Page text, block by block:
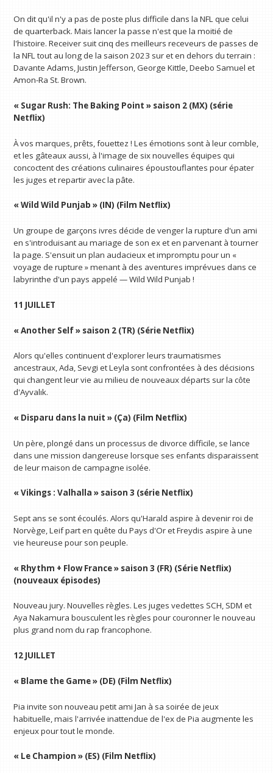
On dit qu'il n'y a pas de poste plus difficile dans la NFL que celui
de quarterback. Mais lancer la passe n'est que la moitié de
l'histoire. Receiver suit cinq des meilleurs receveurs de passes de
la NFL tout au long de la saison 2023 sur et en dehors du terrain :
Davante Adams, Justin Jefferson, George Kittle, Deebo Samuel et
Amon-Ra St. Brown.
« Sugar Rush: The Baking Point » saison 2 (MX) (série
Netflix)
À vos marques, prêts, fouettez ! Les émotions sont à leur comble,
et les gâteaux aussi, à l'image de six nouvelles équipes qui
concoctent des créations culinaires époustouflantes pour épater
les juges et repartir avec la pâte.
« Wild Wild Punjab » (IN) (Film Netflix)
Un groupe de garçons ivres décide de venger la rupture d'un ami
en s'introduisant au mariage de son ex et en parvenant à tourner
la page. S'ensuit un plan audacieux et impromptu pour un «
voyage de rupture » menant à des aventures imprévues dans ce
labyrinthe d'un pays appelé — Wild Wild Punjab !
11 JUILLET
« Another Self » saison 2 (TR) (Série Netflix)
Alors qu'elles continuent d'explorer leurs traumatismes
ancestraux, Ada, Sevgi et Leyla sont confrontées à des décisions
qui changent leur vie au milieu de nouveaux départs sur la côte
d'Ayvalık.
« Disparu dans la nuit » (Ça) (Film Netflix)
Un père, plongé dans un processus de divorce difficile, se lance
dans une mission dangereuse lorsque ses enfants disparaissent
de leur maison de campagne isolée.
« Vikings : Valhalla » saison 3 (série Netflix)
Sept ans se sont écoulés. Alors qu'Harald aspire à devenir roi de
Norvège, Leif part en quête du Pays d'Or et Freydis aspire à une
vie heureuse pour son peuple.
« Rhythm + Flow France » saison 3 (FR) (Série Netflix)
(nouveaux épisodes)
Nouveau jury. Nouvelles règles. Les juges vedettes SCH, SDM et
Aya Nakamura bousculent les règles pour couronner le nouveau
plus grand nom du rap francophone.
12 JUILLET
« Blame the Game » (DE) (Film Netflix)
Pia invite son nouveau petit ami Jan à sa soirée de jeux
habituelle, mais l'arrivée inattendue de l'ex de Pia augmente les
enjeux pour tout le monde.
« Le Champion » (ES) (Film Netflix)